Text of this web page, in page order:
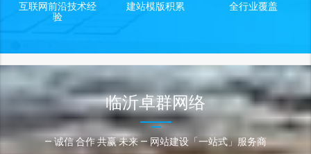
互联网前沿技术经
验
建站模版积累 全行业覆盖
临沂卓群网络
— 诚信 合作 共赢 未来 — 网站建设「一站式」服务商